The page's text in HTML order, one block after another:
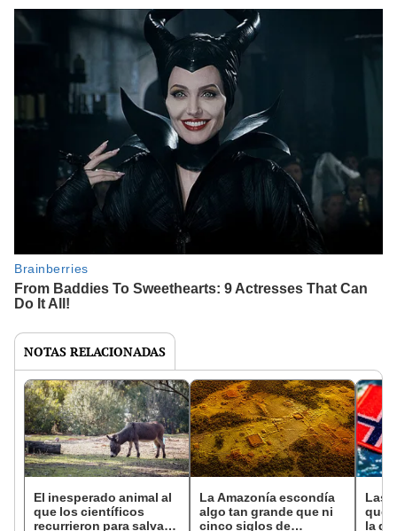
NOTAS RELACIONADAS
El inesperado animal al
que los científicos
recurrieron para salvar
La Amazonía escondía
algo tan grande que ni
cinco siglos de
Las
que
la de